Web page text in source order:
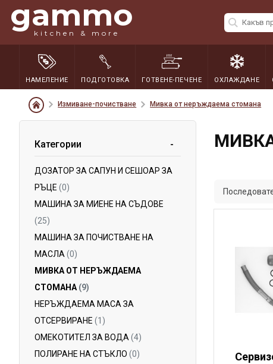
gammo
kitchen & more
НАМЕЛЕНИЕ ПОДГОТОВКА ГОТВЕНЕ-ПЕЧЕНЕ ОХЛАЖДАНЕ
Измиване-почистване Мивка от неръждаема стомана
Категории
ДОЗАТОР ЗА САПУН И СЕШОАР ЗА
РЪЦЕ (0)
МАШИНА ЗА МИЕНЕ НА СЪДОВЕ
(25)
МАШИНА ЗА ПОЧИСТВАНЕ НА
МАСЛА (0)
МИВКА ОТ НЕРЪЖДАЕМА
СТОМАНА (9)
НЕРЪЖДАЕМА МАСА ЗА
ОТСЕРВИРАНЕ (1)
ОМЕКОТИТЕЛ ЗА ВОДА (4)
ПОЛИРАНЕ НА СТЪКЛО (0)